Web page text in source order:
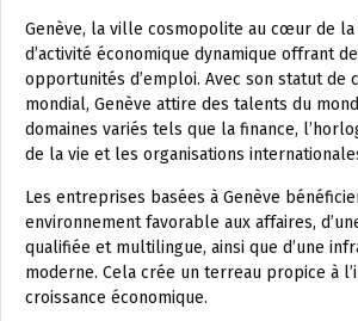
Genève, la ville cosmopolite au cœur de la
d’activité économique dynamique offrant
opportunités d’emploi. Avec son statut de
mondial, Genève attire des talents du
domaines variés tels que la finance,
de la vie et les organisations
Les entreprises basées à Genève
environnement favorable aux affaires,
qualifiée et multilingue, ainsi que d’une
moderne. Cela crée un terreau propice à
croissance économique.